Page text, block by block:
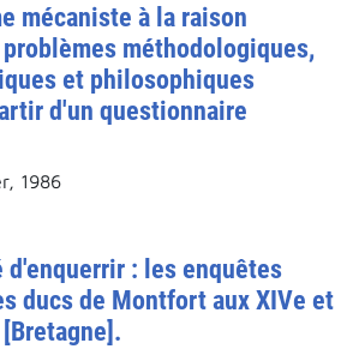
mécaniste à la raison
méthodologiques,
et philosophiques
d'un questionnaire
1986
d'enquerrir : les enquêtes
ducs de Montfort aux XIVe et